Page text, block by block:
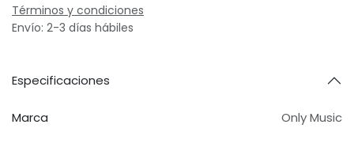
Términos y condiciones
Envío: 2-3 días hábiles
Especificaciones
Marca Only Music